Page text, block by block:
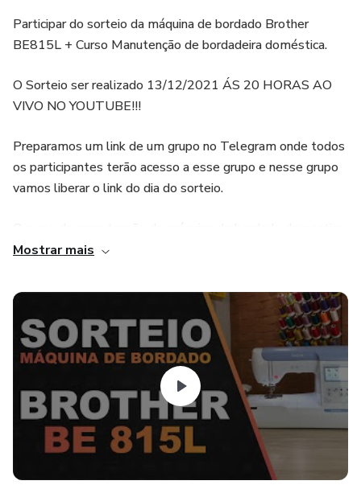
Participar do sorteio da máquina de bordado Brother
BE815L + Curso Manutenção de bordadeira doméstica.
O Sorteio ser realizado 13/12/2021 ÁS 20 HORAS AO
VIVO NO YOUTUBE!!!
Preparamos um link de um grupo no Telegram onde todos
os participantes terão acesso a esse grupo e nesse grupo
vamos liberar o link do dia do sorteio.
todas as pessoas terão acesso imediato, assim que você
acesso ao curso de manutenção de máquina de bordado
Esse curso ficará liberado por 6 meses para todos os que
comprarem esse sorteio, independente se você ganhar ou
não o sorteio o curso estará liberado 6 meses para vocês.
BOA SORTE! ESPERO QUE VOCÊ GANHE UHULLL!!!
Mostrar mais